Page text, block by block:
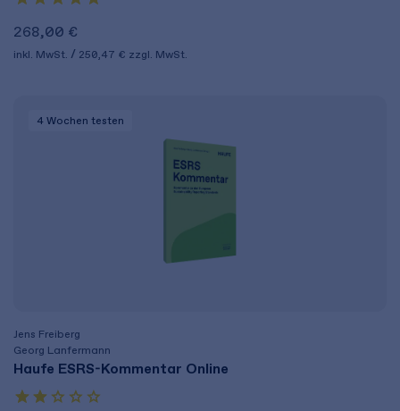
268,00 €
inkl. MwSt. 250,47 € zzgl. MwSt.
4 Wochen testen
Jens Freiberg
Georg Lanfermann
Haufe ESRS-Kommentar Online